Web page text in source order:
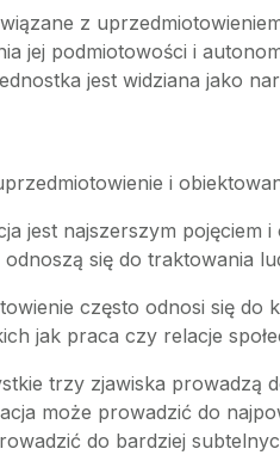
z
jej podmiotowości i
jest widziana jako
i
jest najszerszym pojęciem
się do traktowania
często odnosi się do
jak praca czy relacje
trzy zjawiska prowadzą
może prowadzić do
do bardziej